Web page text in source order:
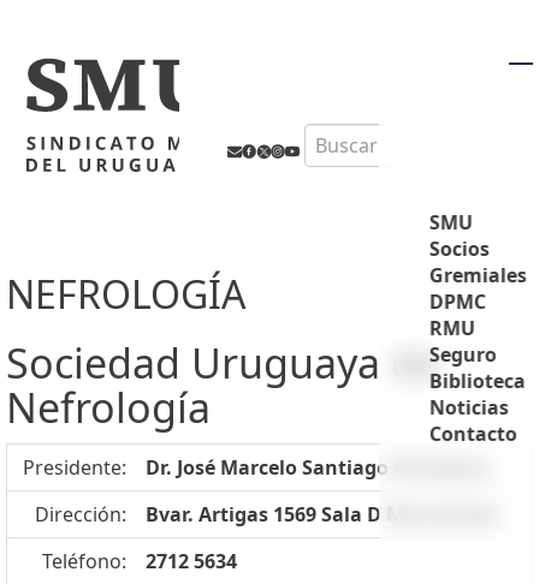
Search
SMU
Socios
Gremiales
DPMC
RMU
Seguro
Biblioteca
Noticias
Contacto
NEFROLOGÍA
Sociedad Uruguaya de
Nefrología
Presidente:
Dr. José Marcelo Santiago Rodríguez
Dirección:
Bvar. Artigas 1569 Sala D Montevideo
Teléfono:
2712 5634